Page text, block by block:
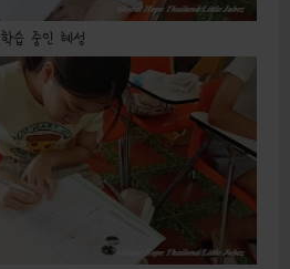
학습 중인 혜성